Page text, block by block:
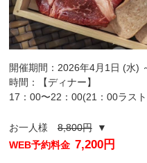
開催期間：2026年4月1日 (水)
時間：【ディナー】
17：00〜22：00(21：00ラス
お一人様8,800円▼
WEB予約料金 7,200円